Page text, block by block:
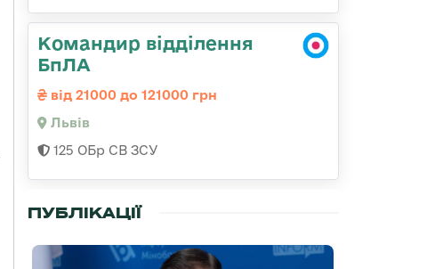
Командир відділення
БпЛА
від 21000 до 121000 грн
Львів
125 ОБр СВ ЗСУ
ПУБЛІКАЦІЇ